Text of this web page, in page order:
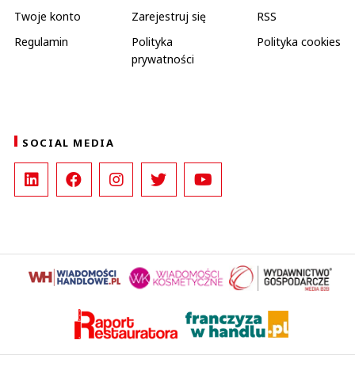
Twoje konto
Zarejestruj się
RSS
Regulamin
Polityka
prywatności
Polityka cookies
SOCIAL MEDIA